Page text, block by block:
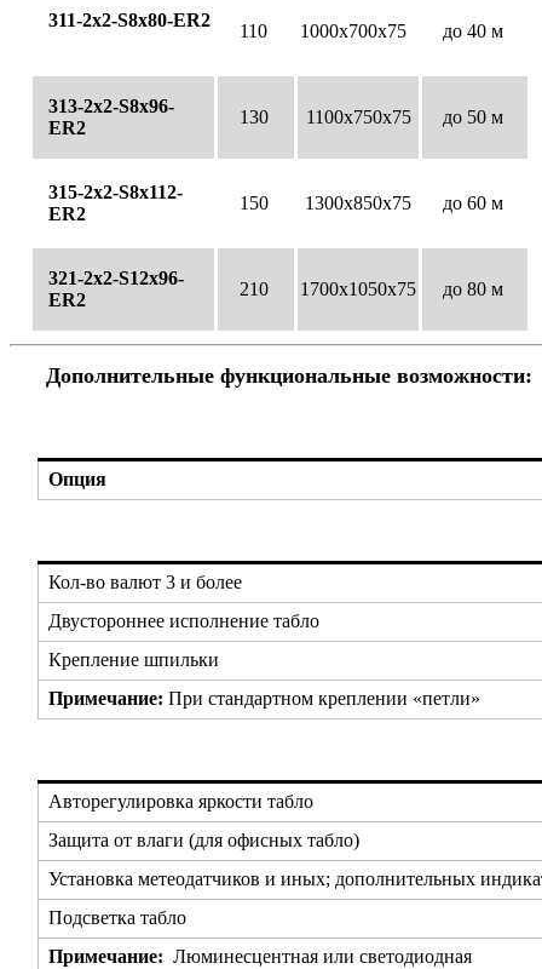
311-2х2-S8x80-ЕR2
110 1000х700х75 до 40 м
313-2х2-S8x96-
ЕR2
130 1100х750х75 до 50 м
315-2х2-S8x112-
ЕR2
150 1300х850х75 до 60 м
321-2х2-S12x96-
ЕR2
210 1700х1050х75 до 80 м
Дополнительные функциональные возможности:
Опция
Кол-во валют 3 и более
Двустороннее исполнение табло
Крепление шпильки
Примечание: При стандартном креплении «петли»
Авторегулировка яркости табло
Защита от влаги (для офисных табло)
Установка метеодатчиков и иных; дополнительных
Подсветка табло
Примечание: Люминесцентная или светодиодная